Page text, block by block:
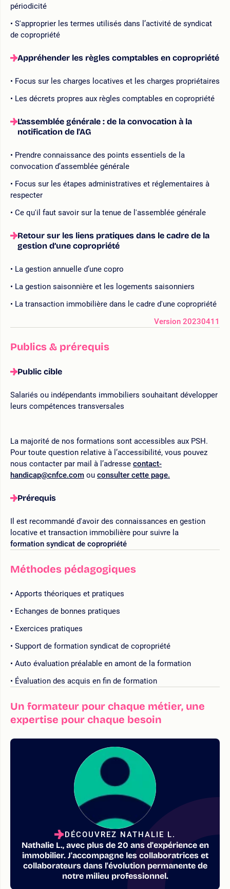
périodicité
S'approprier les termes utilisés dans l’activité de syndicat
de copropriété
Appréhender les règles comptables en copropriété
Focus sur les charges locatives et les charges propriétaires
Les décrets propres aux règles comptables en copropriété
L’assemblée générale : de la convocation à la
notification de l'AG
Prendre connaissance des points essentiels de la
convocation d’assemblée générale
Focus sur les étapes administratives et réglementaires à
respecter
Ce qu'il faut savoir sur la tenue de l'assemblée générale
Retour sur les liens pratiques dans le cadre de la
gestion d’une copropriété
La gestion annuelle d’une copro
La gestion saisonnière et les logements saisonniers
La transaction immobilière dans le cadre d'une copropriété
Version 20230411
Publics & prérequis
Public cible
Salariés ou indépendants immobiliers souhaitant développer
leurs compétences transversales
La majorité de nos formations sont accessibles aux PSH.
Pour toute question relative à l’accessibilité, vous pouvez
nous contacter par mail à l’adresse contact-
handicap@cnfce.com ou consulter cette page.
Prérequis
Il est recommandé d'avoir des connaissances en gestion
locative et transaction immobilière pour suivre la
formation syndicat de copropriété
Méthodes pédagogiques
Apports théoriques et pratiques
Echanges de bonnes pratiques
Exercices pratiques
Support de formation syndicat de copropriété
Auto évaluation préalable en amont de la formation
Évaluation des acquis en fin de formation
Un formateur pour chaque métier, une
expertise pour chaque besoin
DÉCOUVREZ NATHALIE L.
Nathalie L., avec plus de 20 ans d'expérience en
immobilier. J'accompagne les collaboratrices et
collaborateurs dans l'évolution permanente de
notre milieu professionnel.